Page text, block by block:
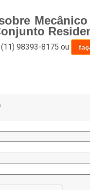
(11) 98393-8175 ou